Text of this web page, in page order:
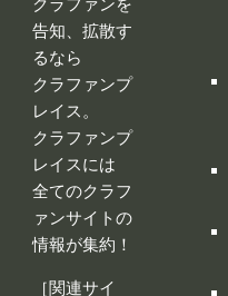
全てのクラフ
ァンサイトの
情報が集約！
［関連サイ
ト］